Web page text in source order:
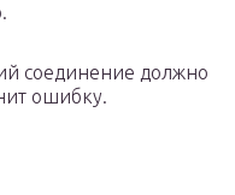
соединение должно
ошибку.